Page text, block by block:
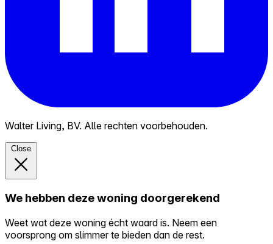
Walter Living, BV. Alle rechten voorbehouden.
Close
We hebben deze woning doorgerekend
Weet wat deze woning écht waard is. Neem een
voorsprong om slimmer te bieden dan de rest.